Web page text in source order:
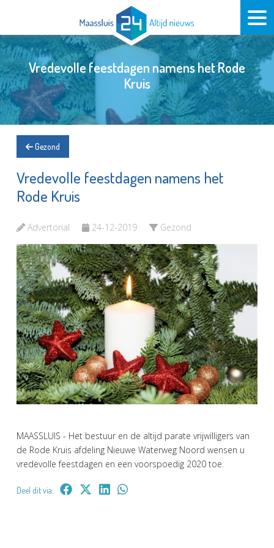
Vredevolle feestdagen namens het Rode
Kruis
Gezond
Vredevolle feestdagen namens het
Rode Kruis
Advertorial 24-12-2019 Gezond
MAASSLUIS - Het bestuur en de altijd parate vrijwilligers van
de Rode Kruis afdeling Nieuwe Waterweg Noord wensen u
vredevolle feestdagen en een voorspoedig 2020 toe.
Deel dit via: